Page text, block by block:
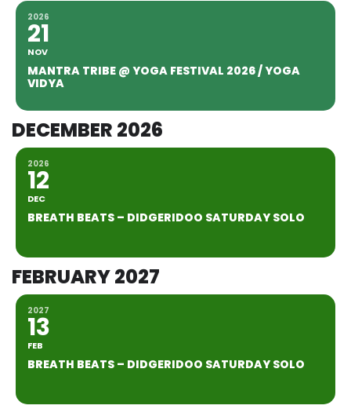
2026
21
NOV
MANTRA TRIBE @ YOGA FESTIVAL 2026 / YOGA
VIDYA
DECEMBER 2026
2026
12
DEC
BREATH BEATS – DIDGERIDOO SATURDAY SOLO
FEBRUARY 2027
2027
13
FEB
BREATH BEATS – DIDGERIDOO SATURDAY SOLO